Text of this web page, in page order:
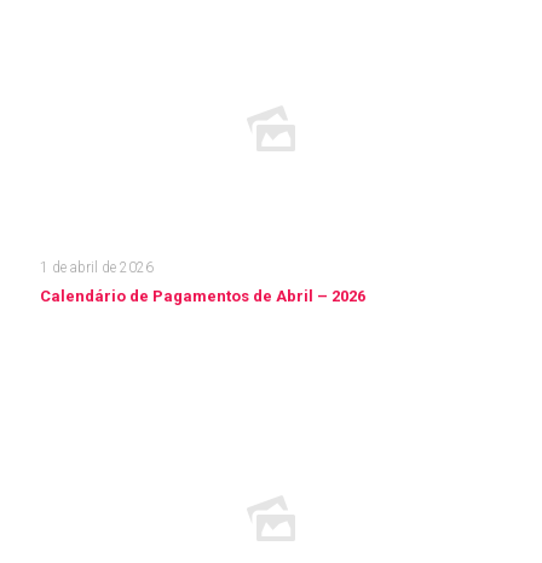
1 de abril de 2026
Calendário de Pagamentos de Abril – 2026